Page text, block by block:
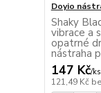
Doyio
Shaky
vibrace a
opatrné
nástraha
147 Kč/ks
121,49 Kč